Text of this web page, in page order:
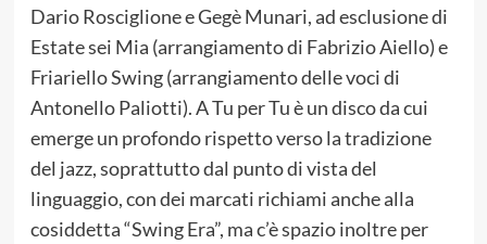
Dario Rosciglione e Gegè Munari, ad esclusione di
Estate sei Mia (arrangiamento di Fabrizio Aiello) e
Friariello Swing (arrangiamento delle voci di
Antonello Paliotti). A Tu per Tu è un disco da cui
emerge un profondo rispetto verso la tradizione
del jazz, soprattutto dal punto di vista del
linguaggio, con dei marcati richiami anche alla
cosiddetta “Swing Era”, ma c’è spazio inoltre per